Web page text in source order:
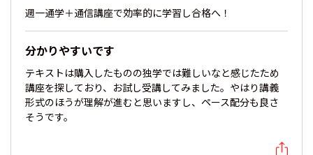
週一通学＋通信講座で効率的に学習し合格へ！
分かりやすいです
テキストは購入したものの独学では難しいなと感じたため
講座を探しており、お試し受講してみました。やはり講義
形式のほうが理解が進むと思いますし、ペース配分も良さ
そうです。